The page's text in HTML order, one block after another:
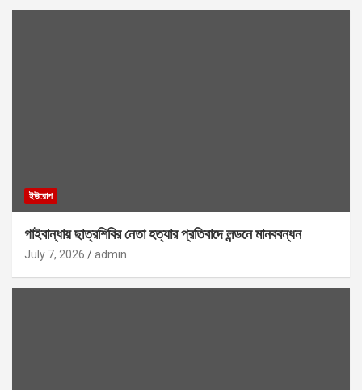
ইউরোপ
গাইবান্ধায় ছাত্রশিবির নেতা হত্যার প্রতিবাদে লন্ডনে মানববন্ধন
July 7, 2026 admin